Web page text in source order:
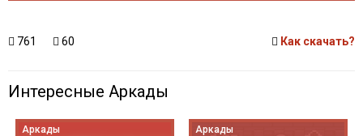
761 60 Как скачать?
Интересные Аркады
Аркады Аркады